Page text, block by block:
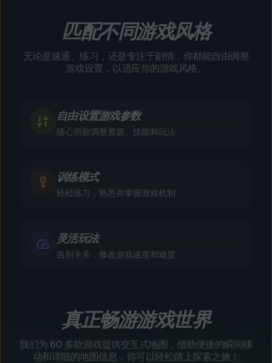
匹配不同游戏风格
无论是速通、练习，还是专注于剧情，你都能自由调整
游戏设置，以适应你的游戏风格。
自由设置游戏参数
随心所欲调整资源、技能和玩法
训练模式
轻松练习，熟悉并掌握游戏机制
灵活玩法
告别卡关，修改游戏速度和难度
真正畅游游戏世界
我们为 60 多款游戏提供交互式地图，借助便捷的瞬间移
动和详细的地图信息，你可以轻松踏上探索之旅！